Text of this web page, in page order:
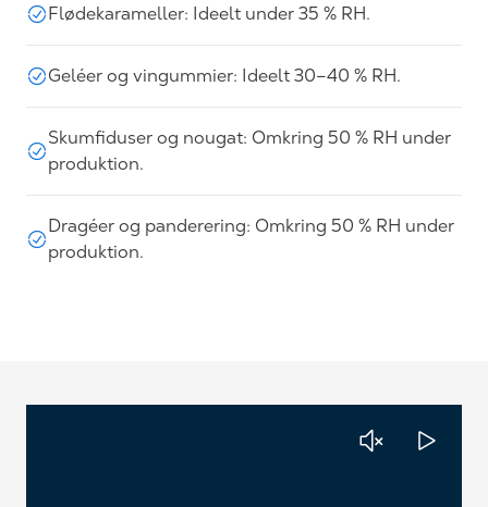
Flødekarameller: Ideelt under 35 % RH.
Geléer og vingummier: Ideelt 30–40 % RH.
Skumfiduser og nougat: Omkring 50 % RH under
produktion.
Dragéer og panderering: Omkring 50 % RH under
produktion.